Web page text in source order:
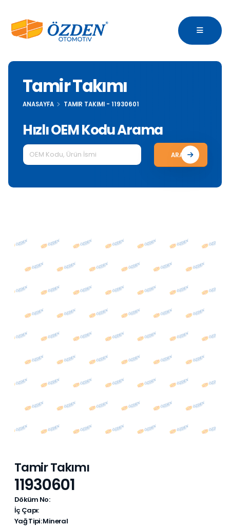
Tamir Takımı
ANASAYFA TAMIR TAKIMI - 11930601
Hızlı OEM Kodu Arama
ARA
Tamir Takımı
11930601
Döküm No:
İç Çapı:
Yağ Tipi: Mineral